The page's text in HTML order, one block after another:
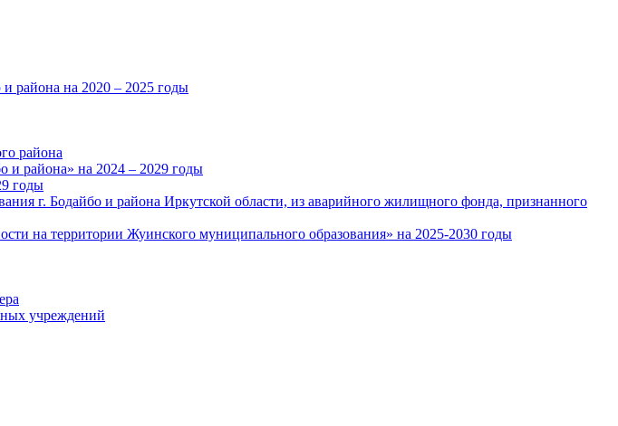
и района на 2020 – 2025 годы
района
и района» на 2024 – 2029 годы
годы
г. Бодайбо и района Иркутской области, из аварийного жилищного фонда, признанного
на территории Жуинского муниципального образования» на 2025-2030 годы
учреждений